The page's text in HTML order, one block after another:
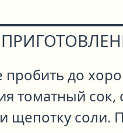
пробить до
томатный сок,
щепотку соли.